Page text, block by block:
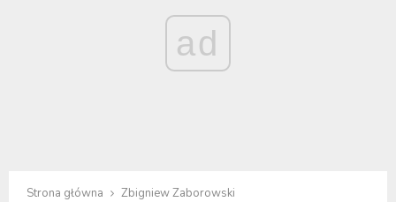
ad
Strona główna Zbigniew Zaborowski